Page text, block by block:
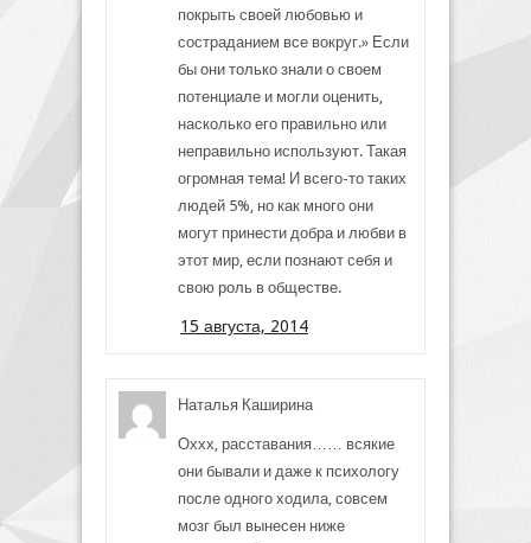
покрыть своей любовью и
состраданием все вокруг.» Если
бы они только знали о своем
потенциале и могли оценить,
насколько его правильно или
неправильно используют. Такая
огромная тема! И всего-то таких
людей 5%, но как много они
могут принести добра и любви в
этот мир, если познают себя и
свою роль в обществе.
15 августа, 2014
Наталья Каширина
Оххх, расставания…… всякие
они бывали и даже к психологу
после одного ходила, совсем
мозг был вынесен ниже